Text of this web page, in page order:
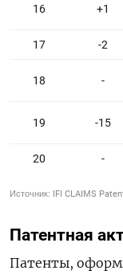
Патентная
Патенты,